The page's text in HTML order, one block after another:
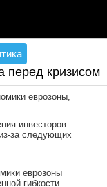
перед кризисом
еврозоны,
инвесторов
за следующих
еврозоны
гибкости.